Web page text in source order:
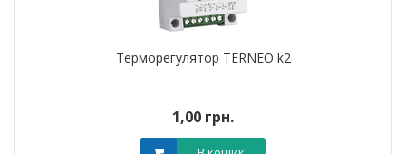
Терморегулятор TERNEO k2
1,00 грн.